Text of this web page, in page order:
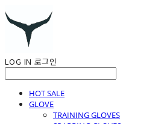
LOG IN 로그인
HOT SALE
GLOVE
TRAINING GLOVES